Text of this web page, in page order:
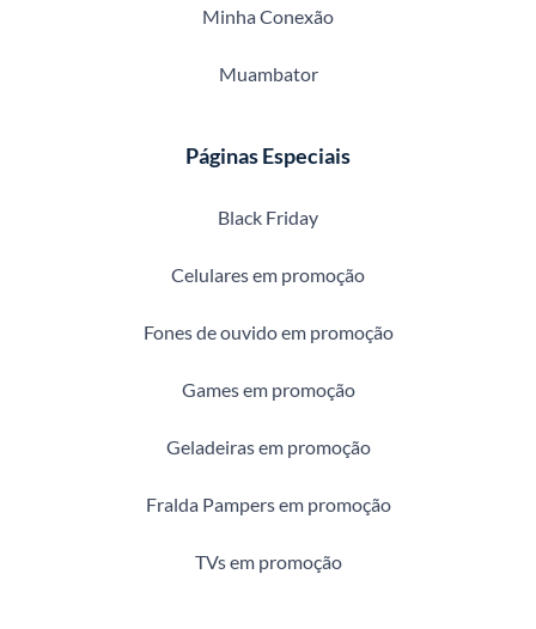
Minha Conexão
Muambator
Páginas Especiais
Black Friday
Celulares em promoção
Fones de ouvido em promoção
Games em promoção
Geladeiras em promoção
Fralda Pampers em promoção
TVs em promoção